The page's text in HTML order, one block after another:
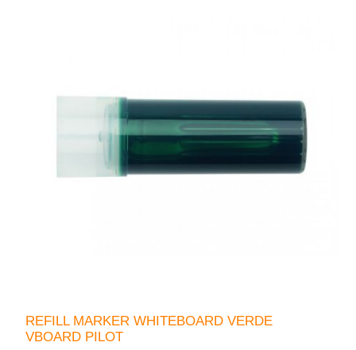
REFILL MARKER WHITEBOARD VERDE
VBOARD PILOT